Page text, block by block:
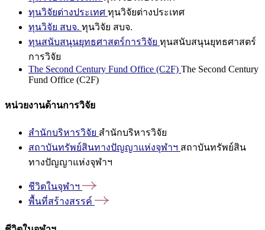
ทุนวิจัยต่างประเทศ ทุนวิจัยต่างประเทศ
ทุนวิจัย สบจ. ทุนวิจัย สบจ.
ทุนสนับสนุนยุทธศาสตร์การวิจัย ทุนสนับสนุนยุทธศาสตร์
การวิจัย
The Second Century Fund Office (C2F) The Second Century
Fund Office (C2F)
หน่วยงานด้านการวิจัย
สำนักบริหารวิจัย สำนักบริหารวิจัย
สถาบันทรัพย์สินทางปัญญาแห่งจุฬาฯ สถาบันทรัพย์สิน
ทางปัญญาแห่งจุฬาฯ
ชีวิตในจุฬาฯ
พื้นที่สร้างสรรค์